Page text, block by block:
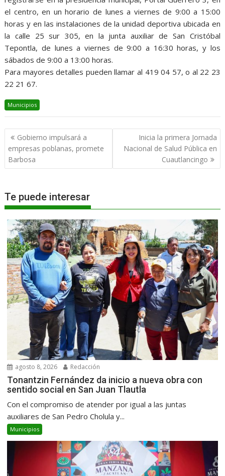
el centro, en un horario de lunes a viernes de 9:00 a 15:00
horas y en las instalaciones de la unidad deportiva ubicada en
la calle 25 sur 305, en la junta auxiliar de San Cristóbal
Tepontla, de lunes a viernes de 9:00 a 16:30 horas, y los
sábados de 9:00 a 13:00 horas.
Para mayores detalles pueden llamar al 419 04 57, o al 22 23
22 21 67.
Municipios
Navegación
de
entradas
Gobierno impulsará a
empresas poblanas, promete
Barbosa
Inicia la primera Jornada
Nacional de Salud Pública en
Cuautlancingo
Te puede interesar
agosto 8, 2026 Redacción
Tonantzin Fernández da inicio a nueva obra con
sentido social en San Juan Tlautla
Con el compromiso de atender por igual a las juntas
auxiliares de San Pedro Cholula y...
Municipios